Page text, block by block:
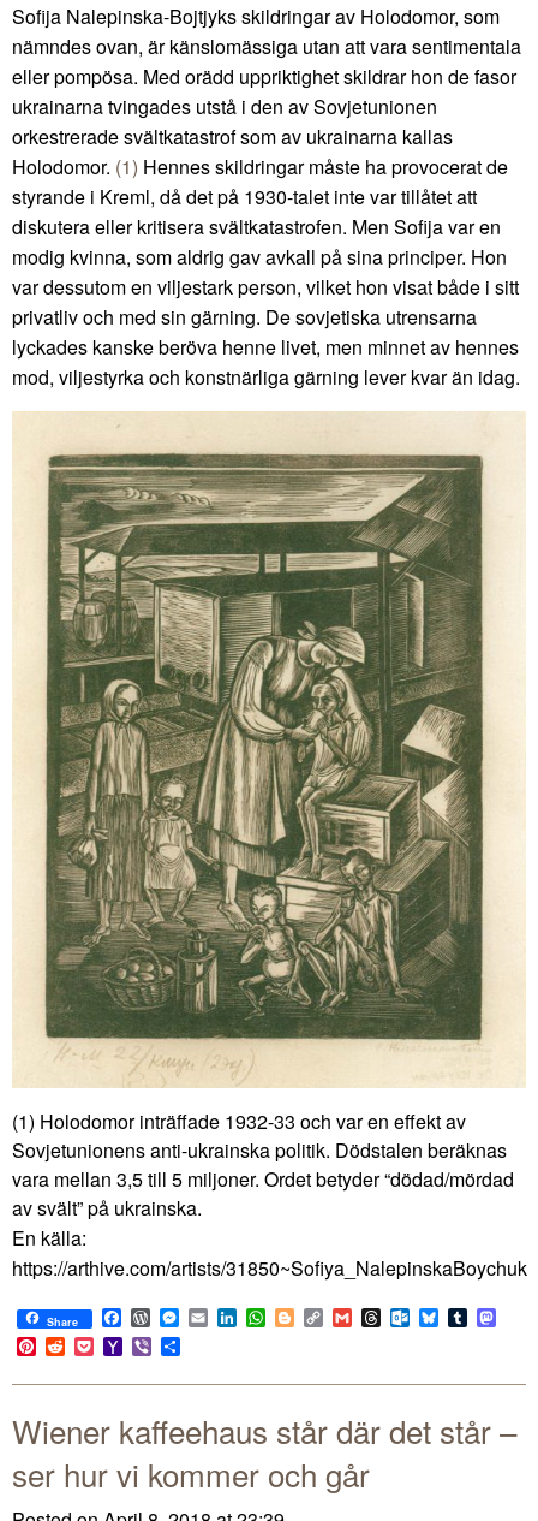
Sofija Nalepinska-Bojtjyks skildringar av Holodomor, som
nämndes ovan, är känslomässiga utan att vara sentimentala
eller pompösa. Med orädd uppriktighet skildrar hon de fasor
ukrainarna tvingades utstå i den av Sovjetunionen
orkestrerade svältkatastrof som av ukrainarna kallas
Holodomor. (1) Hennes skildringar måste ha provocerat de
styrande i Kreml, då det på 1930-talet inte var tillåtet att
diskutera eller kritisera svältkatastrofen. Men Sofija var en
modig kvinna, som aldrig gav avkall på sina principer. Hon
var dessutom en viljestark person, vilket hon visat både i sitt
privatliv och med sin gärning. De sovjetiska utrensarna
lyckades kanske beröva henne livet, men minnet av hennes
mod, viljestyrka och konstnärliga gärning lever kvar än idag.
(1) Holodomor inträffade 1932-33 och var en effekt av
Sovjetunionens anti-ukrainska politik. Dödstalen beräknas
vara mellan 3,5 till 5 miljoner. Ordet betyder “dödad/mördad
av svält” på ukrainska.
En källa:
https://arthive.com/artists/31850~Sofiya_NalepinskaBoychuk
Share Facebook
WordPress
Messenger
EmailLinkedIn
WhatsApp
BloggerCopy
Link
GmailThreadsOutlook.com
BlueskyTumblr
Pinterest
RedditPocketYahoo
Mail
Viber
Wiener kaffeehaus står där det står –
ser hur vi kommer och går